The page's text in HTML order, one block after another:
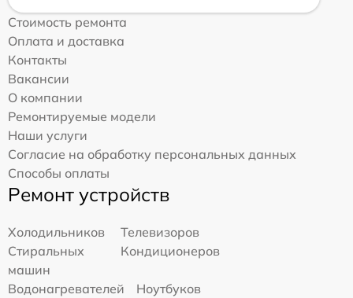
Стоимость ремонта
Оплата и доставка
Контакты
Вакансии
О компании
Ремонтируемые модели
Наши услуги
Согласие на обработку персональных данных
Способы оплаты
Ремонт устройств
Холодильников
Телевизоров
Стиральных
машин
Кондиционеров
Водонагревателей
Ноутбуков